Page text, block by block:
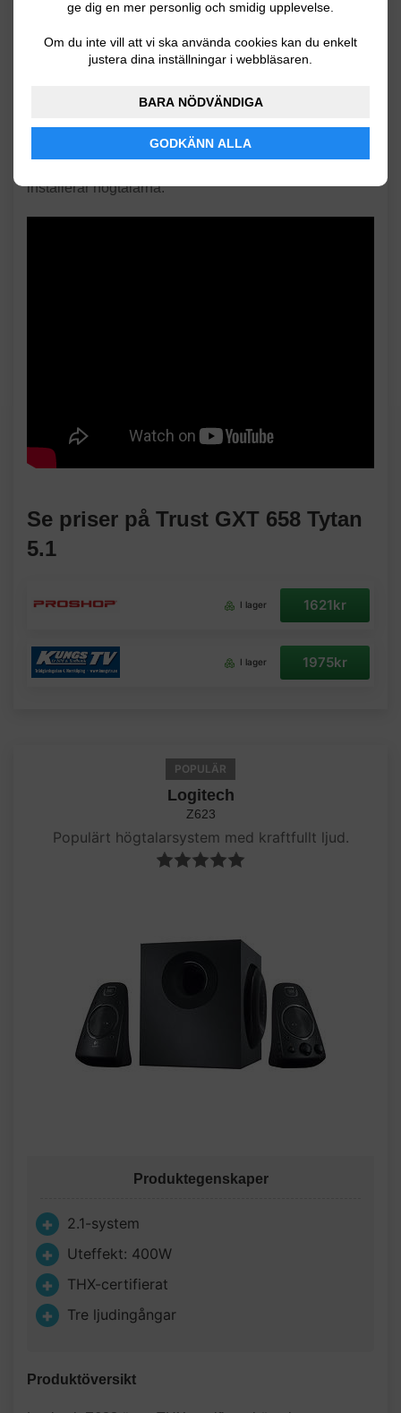
ge dig en mer personlig och smidig upplevelse.
Om du inte vill att vi ska använda cookies kan du enkelt
justera dina inställningar i webbläsaren.
BARA NÖDVÄNDIGA
GODKÄNN ALLA
stilrena högtalare. Subwoofern levererar upp till 180 W
och kommer fylla rummet med ljud i alla lägen.
Systemet har ett eco-läge vilket gör att det går in i ett
högtalarsystem är kompatibelt med PC, Sony,
installerar högtalarna.
Se priser på Trust GXT 658 Tytan
5.1
I lager 1621kr
I lager 1975kr
POPULÄR
Logitech
Z623
Populärt högtalarsystem med kraftfullt ljud.
Produktegenskaper
2.1-system
Uteffekt: 400W
THX-certifierat
Tre ljudingångar
Produktöversikt